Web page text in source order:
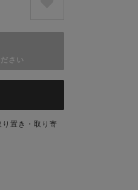
さい
置き・取り寄